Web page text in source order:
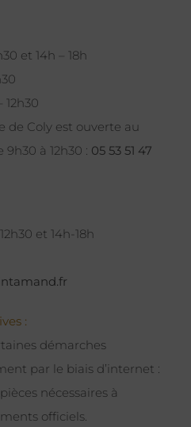
et 14h – 18h
12h30
de Coly est ouverte au
à 12h30 : 05 53 51 47
et 14h-18h
:
démarches
par le biais d’internet :
nécessaires à
officiels.